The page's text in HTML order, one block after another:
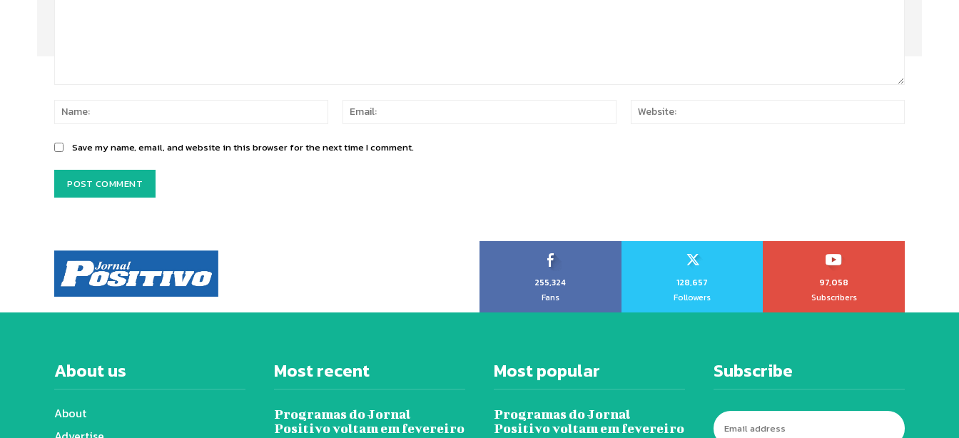
Name:
Email:
Save my name, email, and website in this browser for the next time I comment.
255,324
Fans
128,657
Followers
97,058
Subscribers
About us
About
Most recent
Programas do Jornal
Positivo voltam em fevereiro
Most popular
Programas do Jornal
Positivo voltam em fevereiro
Subscribe